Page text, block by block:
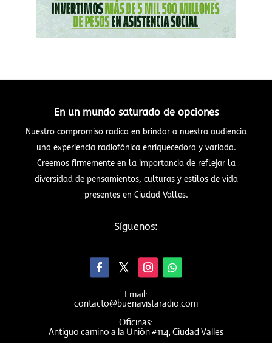
En un mundo saturado de opciones
Nuestro compromiso radica en brindar a nuestra audiencia
una experiencia radiofónica enriquecedora y variada.
Creemos firmemente en la importancia de reflejar la
diversidad de pensamientos, culturas y estilos de vida
presentes en Ciudad Valles.
Síguenos:
Email:
contacto@buenavistaradio.com
Oficinas:
Antiguo camino a la Unión #114, Ciudad Valles